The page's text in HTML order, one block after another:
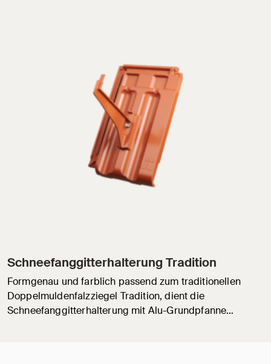
Schneefanggitterhalterung Tradition
Formgenau und farblich passend zum traditionellen
Doppelmuldenfalzziegel Tradition, dient die
Schneefanggitterhalterung mit Alu-Grundpfanne…